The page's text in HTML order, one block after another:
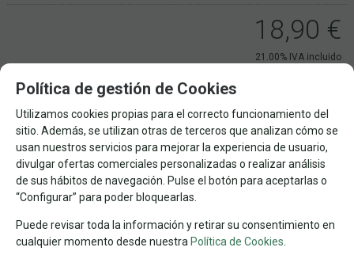
18,90 €
21.00% IVA incluido
JUEGOS DE INGENIO Y ROMPECABEZAS
FAMILIAS RELACIONADAS
JUEGOS
JUEGOS EN SOLITARIO JUEGOS DE INGENIO
FECHA DE LANZAMIENTO
Política de gestión de Cookies
Utilizamos cookies propias para el correcto funcionamiento del
sitio. Además, se utilizan otras de terceros que analizan cómo se
usan nuestros servicios para mejorar la experiencia de usuario,
divulgar ofertas comerciales personalizadas o realizar análisis
de sus hábitos de navegación. Pulse el botón para aceptarlas o
“Configurar” para poder bloquearlas.
Puede revisar toda la información y retirar su consentimiento en
cualquier momento desde nuestra Política de Cookies